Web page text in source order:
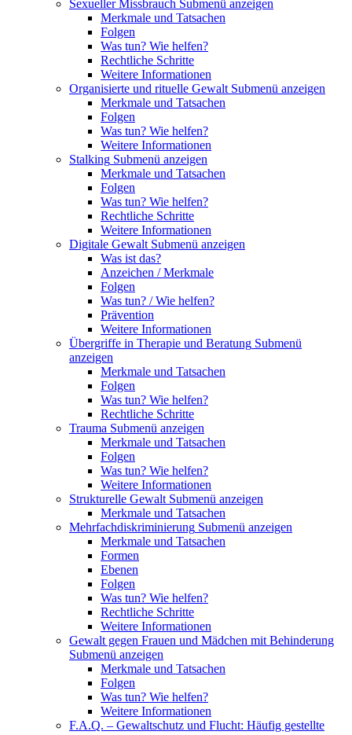
Sexueller Missbrauch Submenü anzeigen
Merkmale und Tatsachen
Folgen
Was tun? Wie helfen?
Rechtliche Schritte
Weitere Informationen
Organisierte und rituelle Gewalt Submenü anzeigen
Merkmale und Tatsachen
Folgen
Was tun? Wie helfen?
Weitere Informationen
Stalking Submenü anzeigen
Merkmale und Tatsachen
Folgen
Was tun? Wie helfen?
Rechtliche Schritte
Weitere Informationen
Digitale Gewalt Submenü anzeigen
Was ist das?
Anzeichen / Merkmale
Folgen
Was tun? / Wie helfen?
Prävention
Weitere Informationen
Übergriffe in Therapie und Beratung Submenü
anzeigen
Merkmale und Tatsachen
Folgen
Was tun? Wie helfen?
Rechtliche Schritte
Trauma Submenü anzeigen
Merkmale und Tatsachen
Folgen
Was tun? Wie helfen?
Weitere Informationen
Strukturelle Gewalt Submenü anzeigen
Merkmale und Tatsachen
Mehrfachdiskriminierung Submenü anzeigen
Merkmale und Tatsachen
Formen
Ebenen
Folgen
Was tun? Wie helfen?
Rechtliche Schritte
Weitere Informationen
Gewalt gegen Frauen und Mädchen mit Behinderung
Submenü anzeigen
Merkmale und Tatsachen
Folgen
Was tun? Wie helfen?
Weitere Informationen
F.A.Q. – Gewaltschutz und Flucht: Häufig gestellte